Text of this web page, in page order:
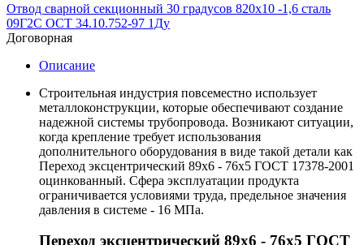
Отвод сварной секционный 30 градусов 820х10 -1,6 сталь
09Г2С ОСТ 34.10.752-97 1Ду
Договорная
Описание
Строительная индустрия повсеместно использует
металлоконструкции, которые обеспечивают создание
надежной системы трубопровода. Возникают ситуации,
когда крепление требует использования
дополнительного оборудования в виде такой детали как
Переход эксцентрический 89х6 - 76х5 ГОСТ 17378-2001
оцинкованный. Сфера эксплуатации продукта
ограничивается условиями труда, предельное значения
давления в системе - 16 МПа.
Переход эксцентрический 89х6 - 76х5 ГОСТ